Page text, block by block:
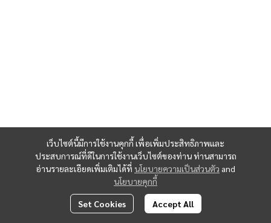
เว็บไซต์นี้มีการใช้งานคุกกี้ เพื่อเพิ่มประสิทธิภาพและ
ประสบการณ์ที่ดีในการใช้งานเว็บไซต์ของท่าน ท่านสามารถ
อ่านรายละเอียดเพิ่มเติมได้ที่ นโยบายความเป็นส่วนตัว and
นโยบายคุกกี้
Set Cookies Accept All